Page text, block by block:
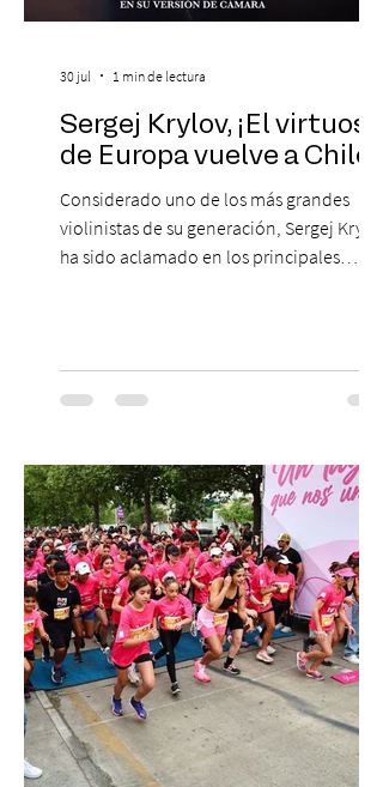
Sergej Krylov, ¡El virtuoso
de Europa vuelve a Chile!
Considerado uno de los más grandes
violinistas de su generación, Sergej Krylov
ha sido aclamado en los principales
escenario del Teatro CA660 para
protagonizar una velada extraordinaria
Las Cuatro Estaciones de Antonio Vivaldi y
Las Cuatro Estaciones Porteñas de Astor
Piazzolla. Déja
30 jul 1 min de lectura